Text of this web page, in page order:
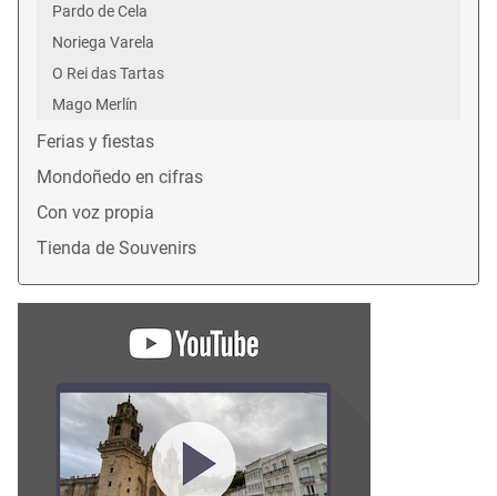
Pardo de Cela
Noriega Varela
O Rei das Tartas
Mago Merlín
Ferias y fiestas
Mondoñedo en cifras
Con voz propia
Tienda de Souvenirs